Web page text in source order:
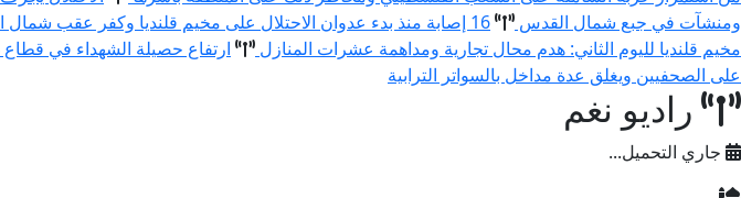
ومنشآت في جبع شمال القدس
16 إصابة منذ بدء عدوان الاحتلال على مخيم قلنديا وكفر عقب شمال القدس
مخيم قلنديا لليوم الثاني: هدم محال تجارية ومداهمة عشرات المنازل
ارتفاع حصيلة الشهداء في قطاع غزة إلى 73,381 والإصابات إلى
على الصحفيين ويغلق عدة مداخل بالسواتر الترابية
راديو نغم
جاري التحميل...